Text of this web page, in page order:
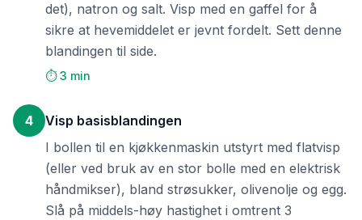
det), natron og salt. Visp med en gaffel for å
sikre at hevemiddelet er jevnt fordelt. Sett denne
blandingen til side.
⏱️ 3 min
4
Visp basisblandingen
I bollen til en kjøkkenmaskin utstyrt med flatvisp
(eller ved bruk av en stor bolle med en elektrisk
håndmikser), bland strøsukker, olivenolje og egg.
Slå på middels-høy hastighet i omtrent 3